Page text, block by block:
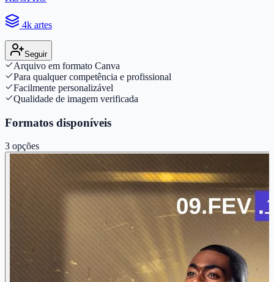
4k artes
Seguir
Arquivo em formato Canva
Para qualquer competência e profissional
Facilmente personalizável
Qualidade de imagem verificada
Formatos disponíveis
3 opções